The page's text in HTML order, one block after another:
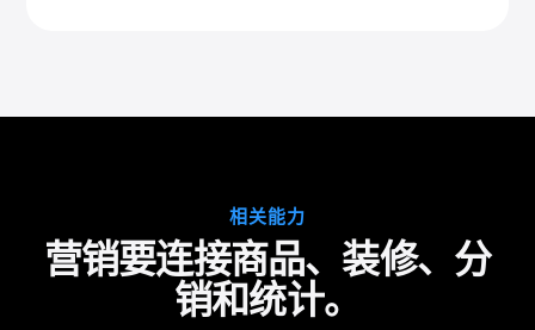
相关能力
营销要连接商品、装修、分
销和统计。